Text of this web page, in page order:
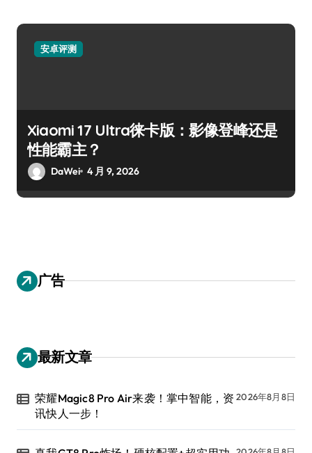
安卓评测
Xiaomi 17 Ultra徕卡版：影像登峰还是
性能霸主？
DaWei 4 月 9, 2026
广告
最新文章
荣耀Magic8 Pro Air来袭！掌中智能，资
讯快人一步！
2026年8月8日